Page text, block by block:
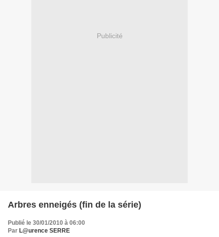
Publicité
Arbres enneigés (fin de la série)
Publié le 30/01/2010 à 06:00
Par L@urence SERRE